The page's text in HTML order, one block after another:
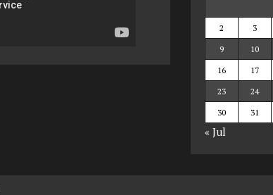
2
3
9
10
16
17
23
24
30
31
« Jul